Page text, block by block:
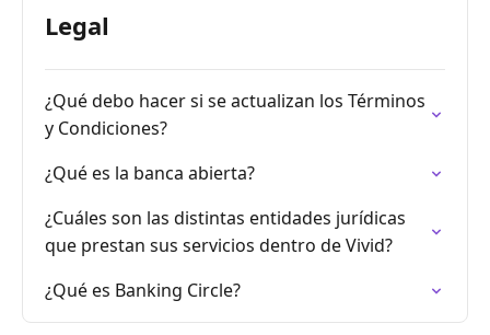
Legal
¿Qué debo hacer si se actualizan los Términos
y Condiciones?
¿Qué es la banca abierta?
¿Cuáles son las distintas entidades jurídicas
que prestan sus servicios dentro de Vivid?
¿Qué es Banking Circle?